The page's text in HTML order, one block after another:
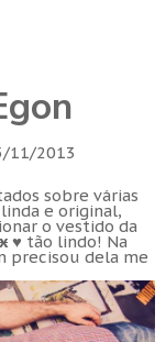
11/2013
sobre várias
e original,
o vestido da
♥ tão lindo! Na
precisou dela me